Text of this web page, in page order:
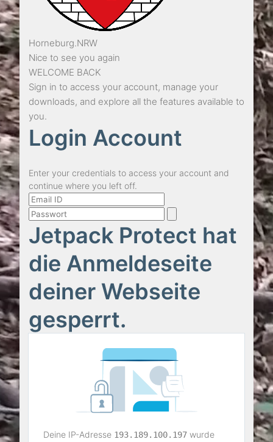
Horneburg.NRW
Nice to see you again
WELCOME BACK
Sign in to access your account, manage your
downloads, and explore all the features available to
you.
Login Account
Enter your credentials to access your account and
continue where you left off.
Jetpack Protect hat
die Anmeldeseite
deiner Webseite
gesperrt.
Deine IP-Adresse 193.189.100.197 wurde